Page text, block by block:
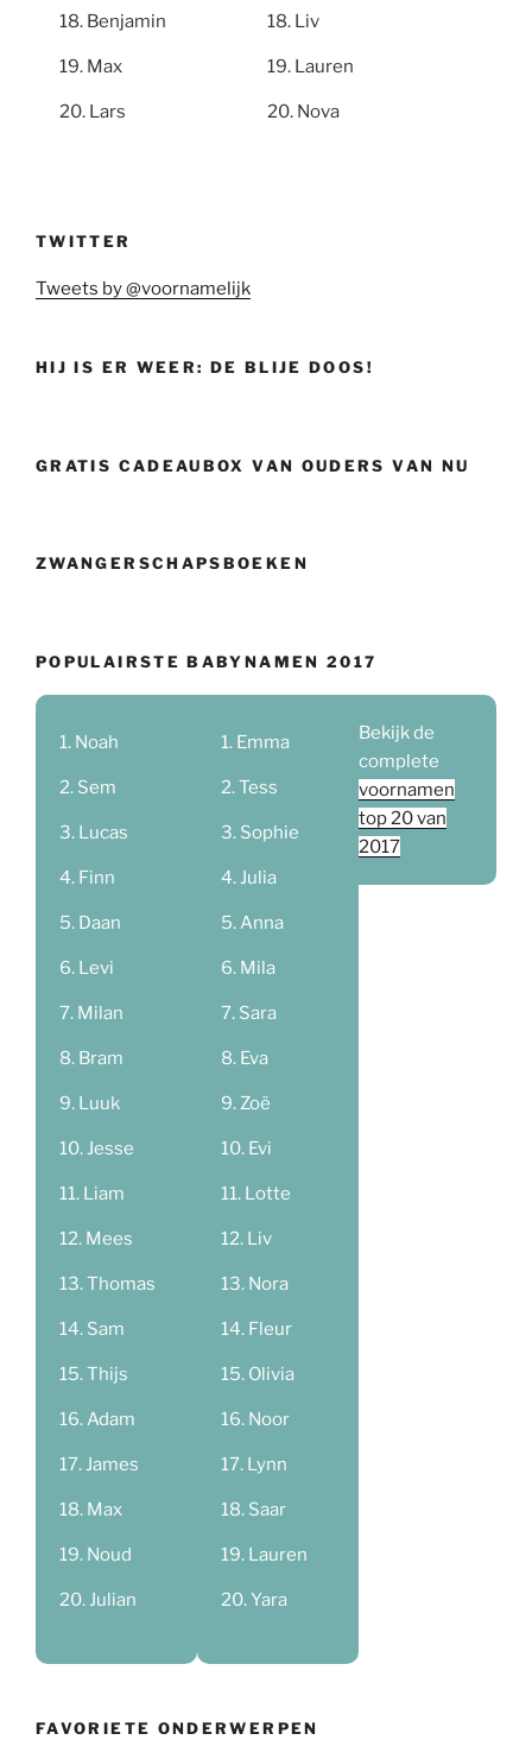
Benjamin
Max
Lars
Liv
Lauren
Nova
TWITTER
Tweets by @voornamelijk
HIJ IS ER WEER: DE BLIJE DOOS!
GRATIS CADEAUBOX VAN OUDERS VAN NU
ZWANGERSCHAPSBOEKEN
POPULAIRSTE BABYNAMEN 2017
Noah
Sem
Lucas
Finn
Daan
Levi
Milan
Bram
Luuk
Jesse
Liam
Mees
Thomas
Sam
Thijs
Adam
James
Max
Noud
Julian
Emma
Tess
Sophie
Julia
Anna
Mila
Sara
Eva
Zoë
Evi
Lotte
Liv
Nora
Fleur
Olivia
Noor
Lynn
Saar
Lauren
Yara
Bekijk de
complete
voornamen
top 20 van
2017
FAVORIETE ONDERWERPEN